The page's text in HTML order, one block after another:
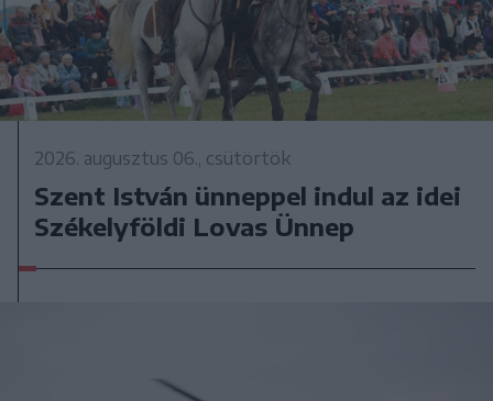
2026. augusztus 06., csütörtök
Szent István ünneppel indul az idei
Székelyföldi Lovas Ünnep